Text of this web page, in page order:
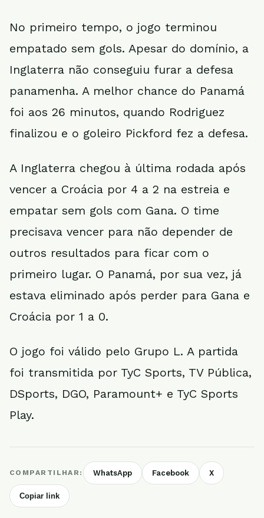
No primeiro tempo, o jogo terminou
empatado sem gols. Apesar do domínio, a
Inglaterra não conseguiu furar a defesa
panamenha. A melhor chance do Panamá
foi aos 26 minutos, quando Rodriguez
finalizou e o goleiro Pickford fez a defesa.
A Inglaterra chegou à última rodada após
vencer a Croácia por 4 a 2 na estreia e
empatar sem gols com Gana. O time
precisava vencer para não depender de
outros resultados para ficar com o
primeiro lugar. O Panamá, por sua vez, já
estava eliminado após perder para Gana e
Croácia por 1 a 0.
O jogo foi válido pelo Grupo L. A partida
foi transmitida por TyC Sports, TV Pública,
DSports, DGO, Paramount+ e TyC Sports
Play.
COMPARTILHAR: WhatsApp Facebook X
Copiar link